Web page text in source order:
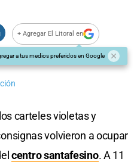
+ Agregar El Litoral en
a tus medios preferidos en Google
carteles violetas y
volvieron a ocupar
centro santafesino. A 11